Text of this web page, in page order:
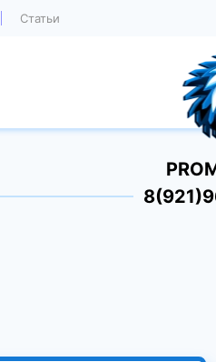
Статьи